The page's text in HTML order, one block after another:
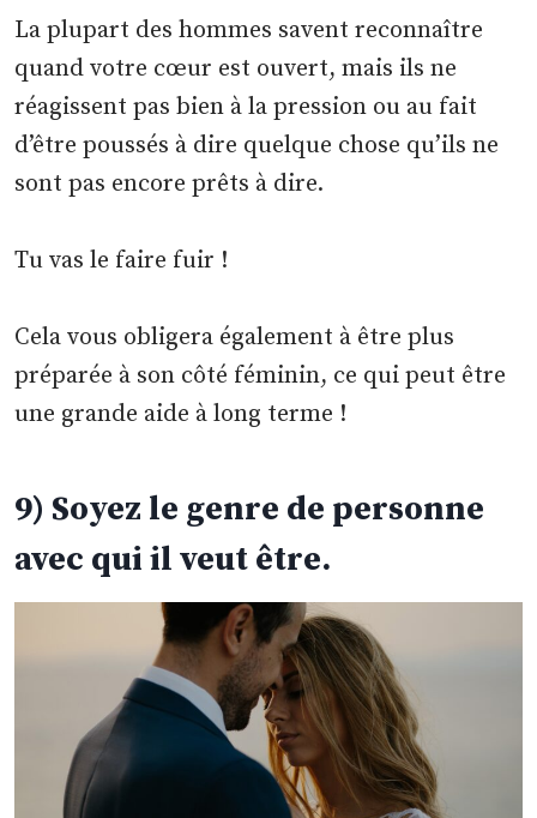
La plupart des hommes savent reconnaître
quand votre cœur est ouvert, mais ils ne
réagissent pas bien à la pression ou au fait
d’être poussés à dire quelque chose qu’ils ne
sont pas encore prêts à dire.
Tu vas le faire fuir !
Cela vous obligera également à être plus
préparée à son côté féminin, ce qui peut être
une grande aide à long terme !
9) Soyez le genre de personne
avec qui il veut être.